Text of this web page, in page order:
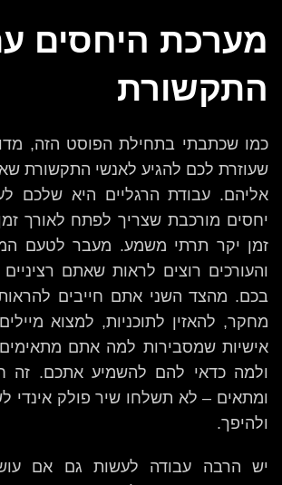
מערכת היחסים
התקשורת
כמו שכתבתי בתחילת הפוסט הזה,
שעוזרת לכם להגיע לאנשי התקשורת
אליהם. עבודת הרגליים היא שלכם
יחסים מורכבת שצריך לפתח לאורך
זמן יקר תרתי משמע. מעבר לטעם
והעורכים רוצים לראות שאתם
בכם. מהצד השני אתם חייבים להראות
מחקר, להאזין לתוכניות, למצוא
אישיות שמסבירות למה אתם
ולמה כדאי להם להשמיע אתכם. זה
ומתאים – לא תשלחו שיר פולק אינדי
ולהיפך.
יש הרבה עבודה לעשות גם אם